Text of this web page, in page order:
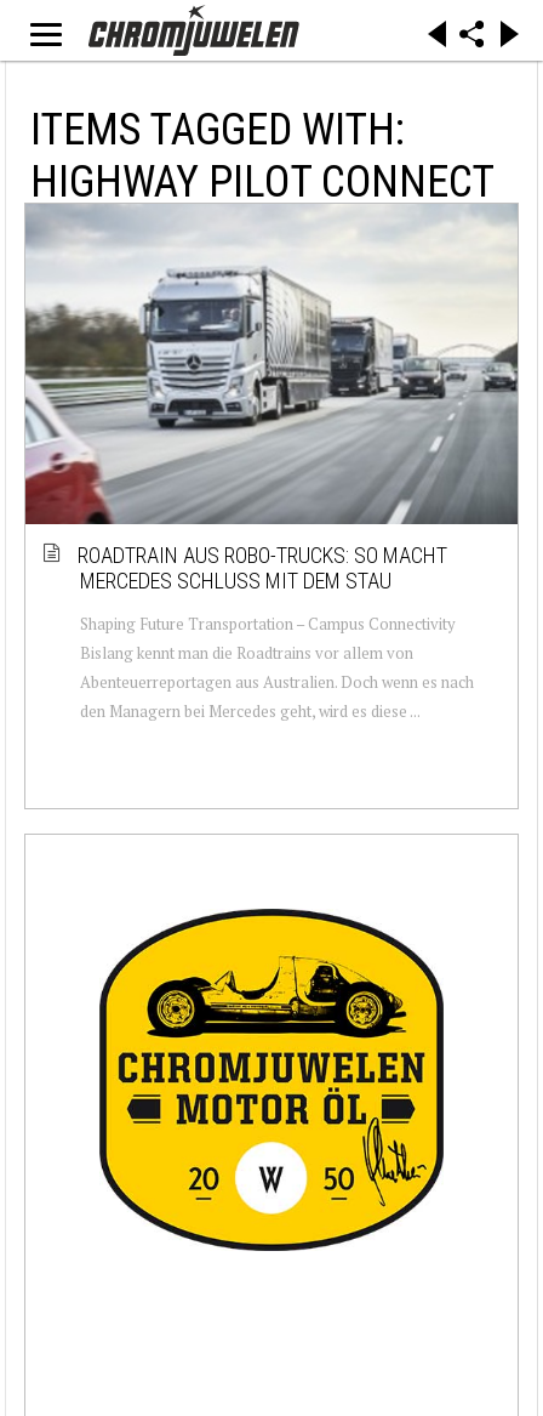
ITEMS TAGGED WITH:
HIGHWAY PILOT CONNECT
ROADTRAIN AUS ROBO-TRUCKS: SO MACHT
MERCEDES SCHLUSS MIT DEM STAU
Shaping Future Transportation – Campus Connectivity
Bislang kennt man die Roadtrains vor allem von
Abenteuerreportagen aus Australien. Doch wenn es nach
den Managern bei Mercedes geht, wird es diese ...